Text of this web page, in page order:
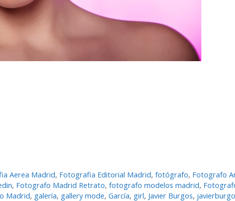
Aerea Madrid, Fotografia Editorial Madrid,fotógrafo, Fotografo
, Fotografo Madrid Retrato, fotografo modelos madrid,
Madrid, galerí­a, gallery mode, Garcí­a, girl, Javier Burgos,